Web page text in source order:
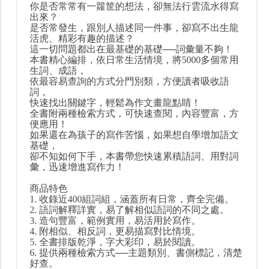
你是否常常有一籮筐的想法，卻無法行雲流水得寫
出來？
是否常發生，跟別人描述同一件事，卻寫不出生龍
活虎、精彩有趣的描述？
這一切問題都出在最基礎的基礎──詞彙量不夠！
本書精心編排，依日常生活情境，將5000多個常用
生詞、成語，
依最容易查詢的方式分門別類，方便讀者吸收語
詞，
快速找出關鍵字，輕鬆為作文畫龍點睛！
全書附兩種檢索方式，可快速查閱，內容豐富，方
便應用！
如果還在為孩子的寫作苦惱，如果想自學增加語文
基礎，
卻不知如何下手，本書帶您快速累積語詞、用對詞
彙，迅速增進寫作力！
商品特色
1. 收錄近400組詞組，涵蓋所有日常，齊全完備。
2. 語詞解釋詳實，易了解相似語詞的不同之處。
3. 造句豐富，範例實用，易活用於寫作。
4. 附相似、相反詞，更易描寫對比情境。
5. 全書排版乾淨，字大彩印，易於閱讀。
6. 提供兩種檢索方式──主題類別、書側標記，清楚
好查。